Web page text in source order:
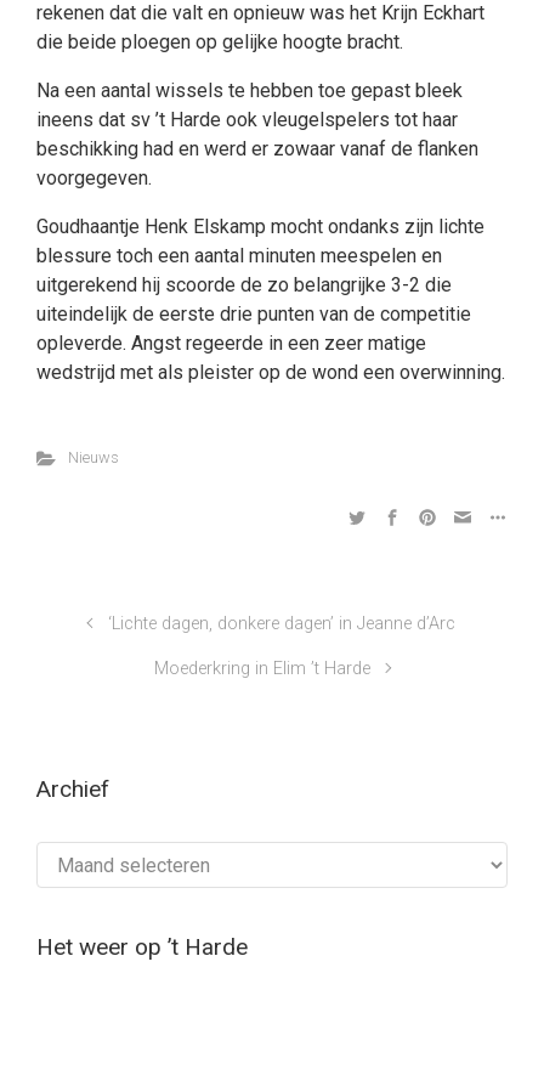
rekenen dat die valt en opnieuw was het Krijn Eckhart
die beide ploegen op gelijke hoogte bracht.
Na een aantal wissels te hebben toe gepast bleek
ineens dat sv ’t Harde ook vleugelspelers tot haar
beschikking had en werd er zowaar vanaf de flanken
voorgegeven.
Goudhaantje Henk Elskamp mocht ondanks zijn lichte
blessure toch een aantal minuten meespelen en
uitgerekend hij scoorde de zo belangrijke 3-2 die
uiteindelijk de eerste drie punten van de competitie
opleverde. Angst regeerde in een zeer matige
wedstrijd met als pleister op de wond een overwinning.
Nieuws
‘Lichte dagen, donkere dagen’ in Jeanne d’Arc
Moederkring in Elim ’t Harde
Archief
Het weer op ’t Harde